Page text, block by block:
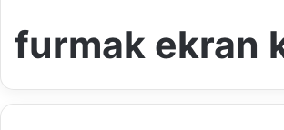
furmak ekran